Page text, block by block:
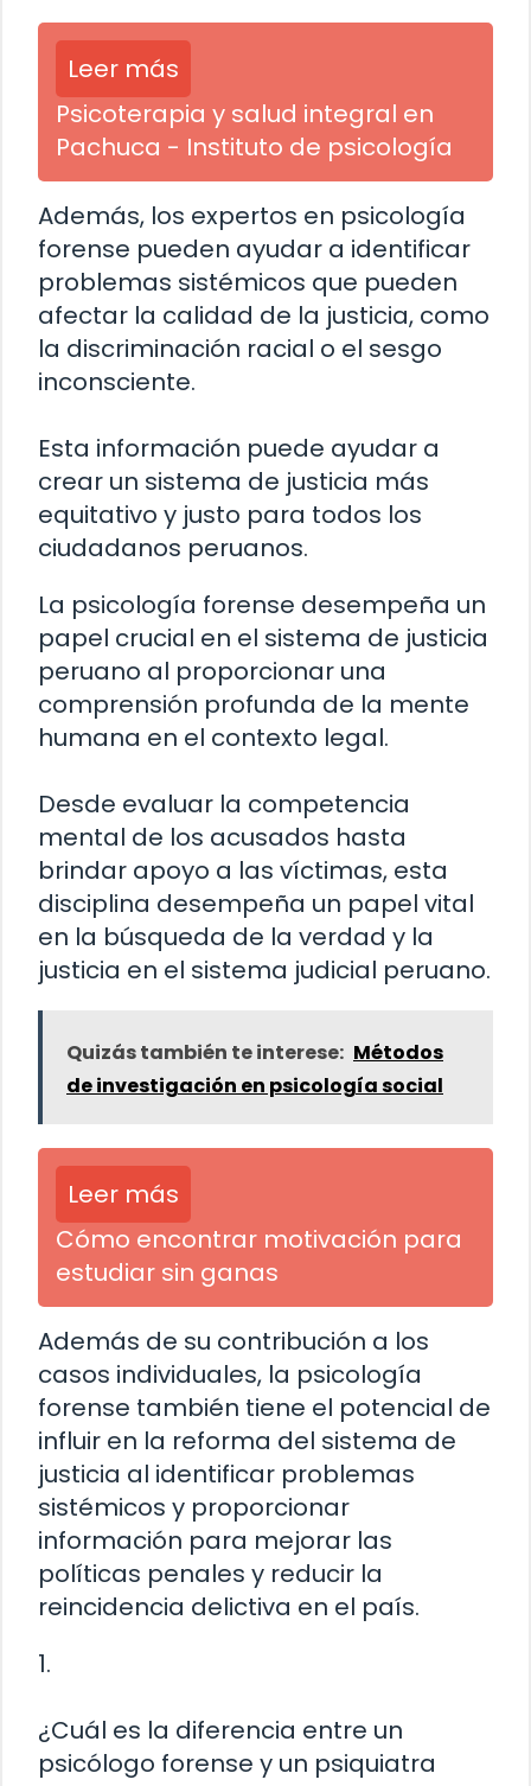
Leer más
Psicoterapia y salud integral en
Pachuca - Instituto de psicología
Además, los expertos en psicología
forense pueden ayudar a identificar
problemas sistémicos que pueden
afectar la calidad de la justicia, como
la discriminación racial o el sesgo
inconsciente.
Esta información puede ayudar a
crear un sistema de justicia más
equitativo y justo para todos los
ciudadanos peruanos.
La psicología forense desempeña un
papel crucial en el sistema de justicia
peruano al proporcionar una
comprensión profunda de la mente
humana en el contexto legal.
Desde evaluar la competencia
mental de los acusados hasta
brindar apoyo a las víctimas, esta
disciplina desempeña un papel vital
en la búsqueda de la verdad y la
justicia en el sistema judicial peruano.
Quizás también te interese: Métodos
de investigación en psicología social
Leer más
Cómo encontrar motivación para
estudiar sin ganas
Además de su contribución a los
casos individuales, la psicología
forense también tiene el potencial de
influir en la reforma del sistema de
justicia al identificar problemas
sistémicos y proporcionar
información para mejorar las
políticas penales y reducir la
reincidencia delictiva en el país.
1.
¿Cuál es la diferencia entre un
psicólogo forense y un psiquiatra